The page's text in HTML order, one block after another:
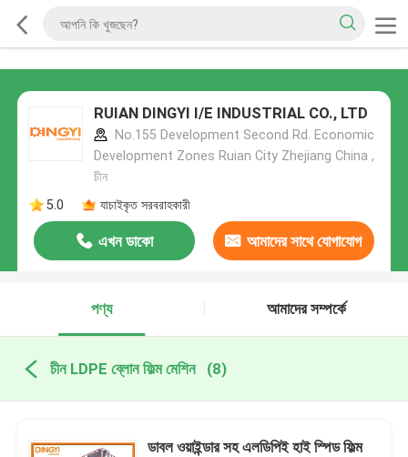
RUIAN DINGYI I/E INDUSTRIAL CO., LTD
No.155 Development Second Rd. Economic
Development Zones Ruian City Zhejiang China ,
চীন
5.0
যাচাইকৃত সরবরাহকারী
এখন ডাকো আমাদের সাথে যোগাযোগ
পণ্য
আমাদের সম্পর্কে
চীন LDPE ব্লোন ফিল্ম মেশিন (8)
ডাবল ওয়াইন্ডার সহ এলডিপিই হাই স্পিড ফিল্ম